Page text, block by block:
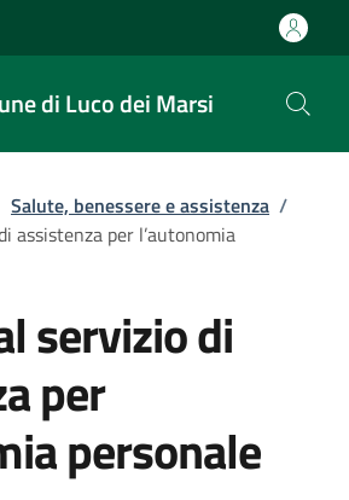
di Luco dei Marsi
Salute, benessere e assistenza /
assistenza per l’autonomia
servizio di
per
personale